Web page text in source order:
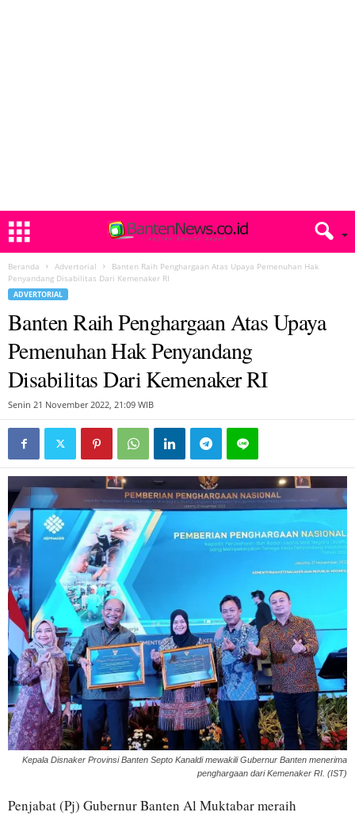
Beranda Advertorial
Banten Raih Penghargaan Atas Upaya Pemenuhan Hak
Penyandang Disabilitas Dari Kemenaker RI
ADVERTORIAL
Banten Raih Penghargaan Atas Upaya
Pemenuhan Hak Penyandang
Disabilitas Dari Kemenaker RI
Senin 21 November 2022, 21:09 WIB
Kepala Disnaker Provinsi Banten Septo Kanaldi mewakili Gubernur Banten menerima
penghargaan dari Kemenaker RI. (IST)
Penjabat (Pj) Gubernur Banten Al Muktabar meraih